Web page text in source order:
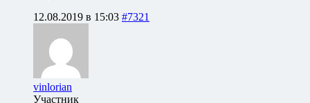
12.08.2019 в 15:03 #7321
vinlorian
Участник